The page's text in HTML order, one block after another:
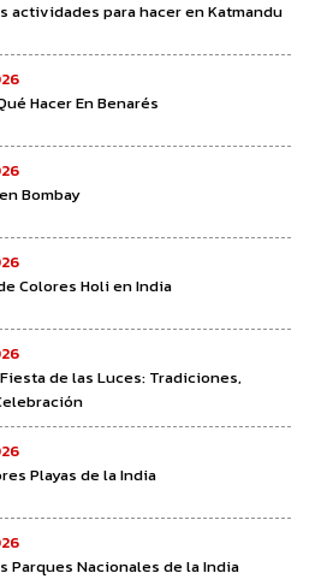
actividades para hacer en Katmandu
Hacer En Benarés
Bombay
Colores Holi en India
de las Luces: Tradiciones,
Playas de la India
Parques Nacionales de la India